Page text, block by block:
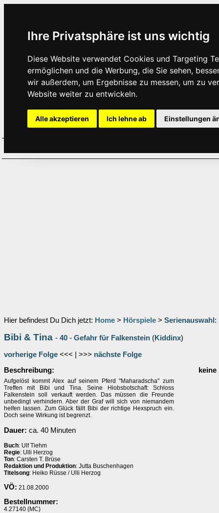
Ihre Privatsphäre ist uns wichtig
Diese Website verwendet Cookies und Targeting
ermöglichen und die Werbung, die Sie sehen,
wir außerdem, um Ergebnisse zu messen, um zu
Website weiter zu entwickeln.
Alle akzeptieren Ich lehne ab Einstellungen
Hier befindest Du Dich jetzt: Home > Hörspiele > Serienauswahl :
Bibi & Tina - 40 - Gefahr für Falkenstein (Kiddinx)
vorherige Folge <<< | >>> nächste Folge
Beschreibung:
Aufgelöst kommt Alex auf seinem Pferd "Maharadscha" zum
Treffen mit Bibi und Tina. Seine Hiobsbotschaft: Schloss
Falkenstein soll verkauft werden. Das müssen die Freunde
unbedingt verhindern. Aber der Graf will sich von niemandem
helfen lassen. Zum Glück fällt Bibi der richtige Hexspruch ein.
Doch seine Wirkung ist begrenzt.
Dauer: ca. 40 Minuten
Buch: Ulf Tiehm
Regie: Ulli Herzog
Ton: Carsten T. Brüse
Redaktion und Produktion: Jutta Buschenhagen
Titelsong: Heiko Rüsse / Ulli Herzog
VÖ: 21.08.2000
Bestellnummer:
4.27140 (MC)